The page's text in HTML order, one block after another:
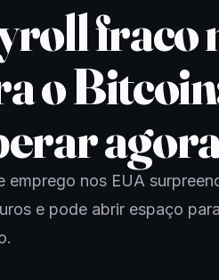
fraco
o
emprego nos EUA
e pode abrir espaço